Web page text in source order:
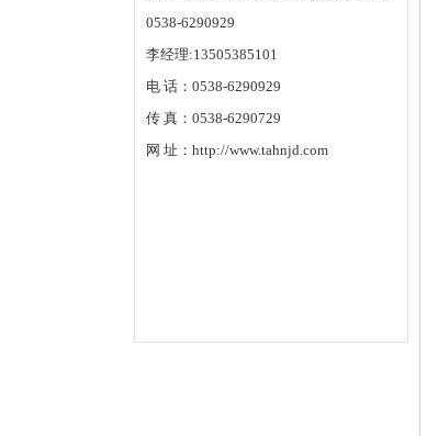
0538-6290929
李经理:13505385101
电 话：0538-6290929
传 真：0538-6290729
网 址：http://www.tahnjd.com